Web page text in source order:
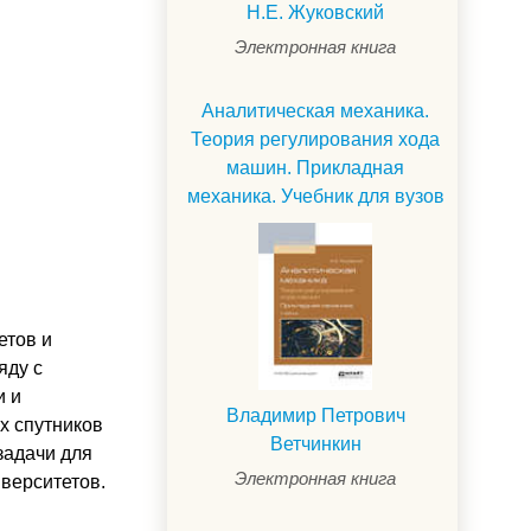
и
с
и
спутников
для
Н.Е. Жуковский
Электронная книга
Аналитическая механика.
Теория регулирования хода
машин. Прикладная
механика. Учебник для вузов
Владимир Петрович
Ветчинкин
Электронная книга